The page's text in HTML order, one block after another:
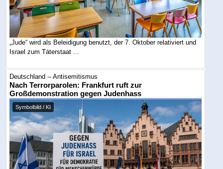
„Jude“ wird als Beleidigung benutzt, der 7. Oktober relativiert und
Israel zum Täterstaat ...
Deutschland -- Antisemitismus
Nach Terrorparolen: Frankfurt ruft zur
Großdemonstration gegen Judenhass
Symbolbild / KI